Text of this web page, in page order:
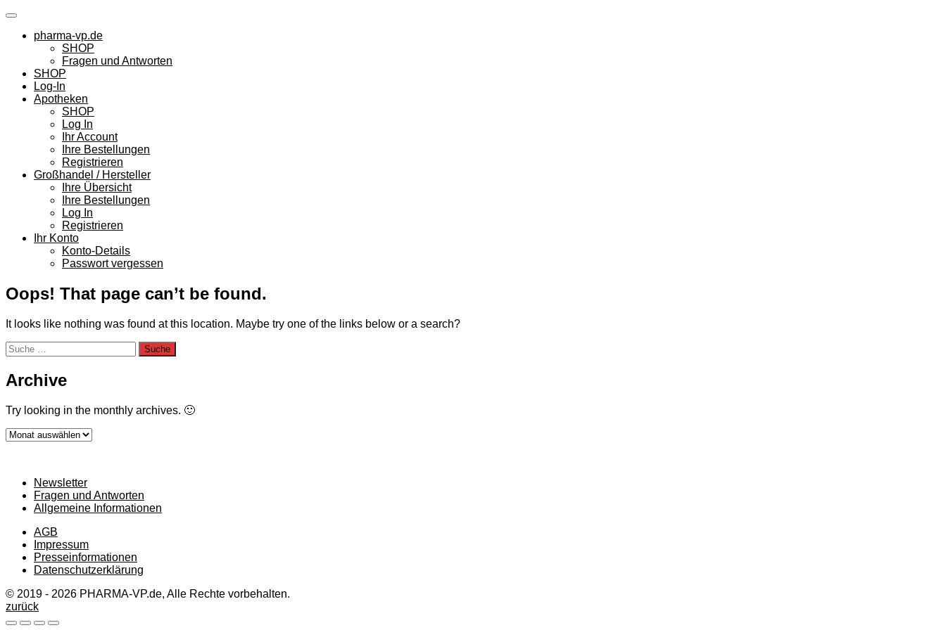
Skip
contentpharma-vp.de
SHOP
Fragen und Antworten
SHOP
Log-In
Apotheken
SHOP
Log In
Ihr Account
Ihre Bestellungen
Registrieren
Großhandel / Hersteller
Ihre Übersicht
Ihre Bestellungen
Log In
Registrieren
Ihr Konto
Konto-Details
Passwort vergessen
Oops! That page can’t be found.
It looks like nothing was found at this location. Maybe try one of the links below or a search?
Suche
nach:
Archive
Try looking in the monthly archives. 🙂
Archive
Newsletter
Fragen und Antworten
Allgemeine Informationen
AGB
Impressum
Presseinformationen
Datenschutzerklärung
© 2019 - 2026 PHARMA-VP.de, Alle Rechte vorbehalten.
zurück